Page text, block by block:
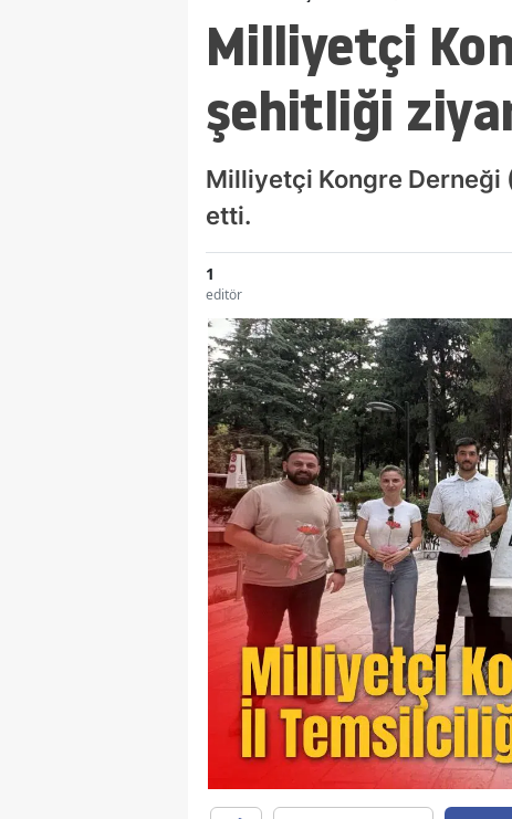
Milliyetçi
şehitliği
Milliyetçi Kongre Derneği
etti.
1
editör